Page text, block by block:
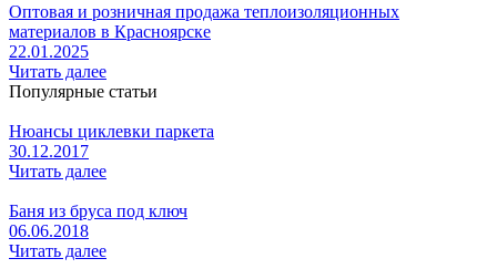
Оптовая и розничная продажа теплоизоляционных
материалов в Красноярске
22.01.2025
Читать далее
Популярные статьи
Нюансы циклевки паркета
30.12.2017
Читать далее
Баня из бруса под ключ
06.06.2018
Читать далее